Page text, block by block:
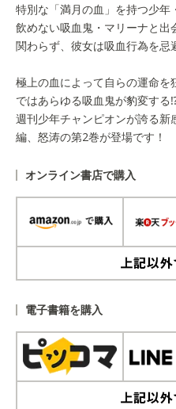
特別な「満月の血」を持つ少
飲めない吸血鬼・マリーナと出
関わらず、彼女は吸血行為を
極上の血によって自らの運命
ではあらゆる吸血鬼が豹変する
週刊少年チャンピオンが誇る
編、怒涛の第2巻が登場です！
オンライン書店で購入
電子書籍を購入